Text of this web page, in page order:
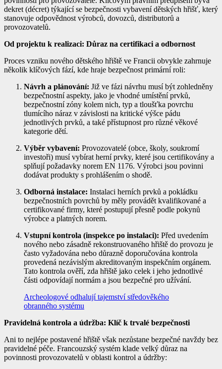
dekret (décret) týkající se bezpečnosti vybavení dětských hřišť, který
stanovuje odpovědnost výrobců, dovozců, distributorů a
provozovatelů.
Od projektu k realizaci: Důraz na certifikaci a odbornost
Proces vzniku nového dětského hřiště ve Francii obvykle zahrnuje
několik klíčových fází, kde hraje bezpečnost primární roli:
Návrh a plánování: Již ve fázi návrhu musí být zohledněny
bezpečnostní aspekty, jako je vhodné umístění prvků,
bezpečnostní zóny kolem nich, typ a tloušťka povrchu
tlumícího náraz v závislosti na kritické výšce pádu
jednotlivých prvků, a také přístupnost pro různé věkové
kategorie dětí.
Výběr vybavení: Provozovatelé (obce, školy, soukromí
investoři) musí vybírat herní prvky, které jsou certifikovány a
splňují požadavky norem EN 1176. Výrobci jsou povinni
dodávat produkty s prohlášením o shodě.
Odborná instalace: Instalaci herních prvků a pokládku
bezpečnostních povrchů by měly provádět kvalifikované a
certifikované firmy, které postupují přesně podle pokynů
výrobce a platných norem.
Vstupní kontrola (inspekce po instalaci): Před uvedením
nového nebo zásadně rekonstruovaného hřiště do provozu je
často vyžadována nebo důrazně doporučována kontrola
provedená nezávislým akreditovaným inspekčním orgánem.
Tato kontrola ověří, zda hřiště jako celek i jeho jednotlivé
části odpovídají normám a jsou bezpečné pro užívání.
Archeologové odhalují tajemství středověkého
obranného systému
Pravidelná kontrola a údržba: Klíč k trvalé bezpečnosti
Ani to nejlépe postavené hřiště však nezůstane bezpečné navždy bez
pravidelné péče. Francouzský systém klade velký důraz na
povinnosti provozovatelů v oblasti kontrol a údržby: